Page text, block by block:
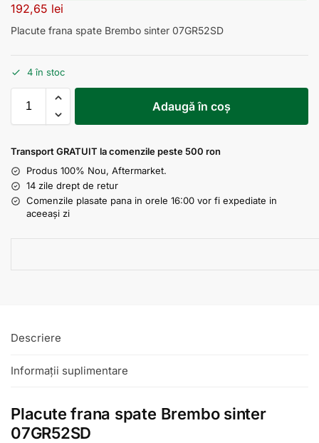
192,65 lei
Placute frana spate Brembo sinter 07GR52SD
4 în stoc
Adaugă în coș
Transport GRATUIT la comenzile peste 500 ron
Produs 100% Nou, Aftermarket.
14 zile drept de retur
Comenzile plasate pana in orele 16:00 vor fi expediate in
aceeași zi
Descriere
Informații suplimentare
Placute frana spate Brembo sinter
07GR52SD